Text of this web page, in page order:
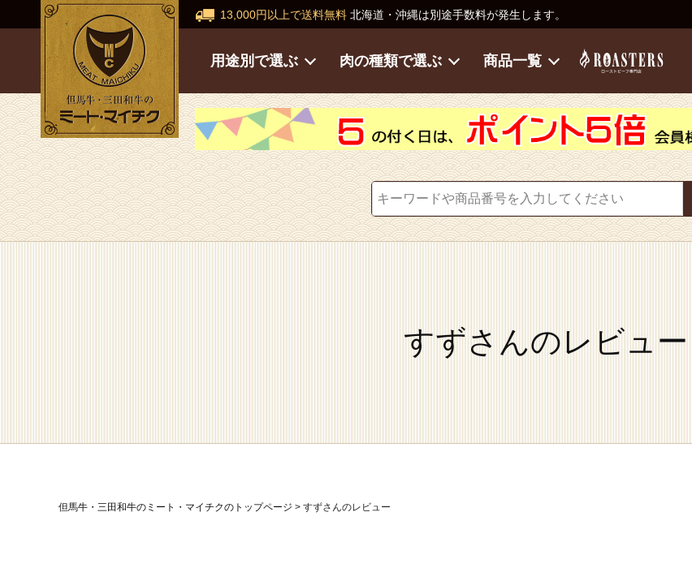
13,000円以上で送料無料 北海道・沖縄は別途手数料が発生します。
用途別で選ぶ 肉の種類で選ぶ 商品一覧
すずさんのレビュー
但馬牛・三田和牛のミート・マイチクのトップページ すずさんのレビュー